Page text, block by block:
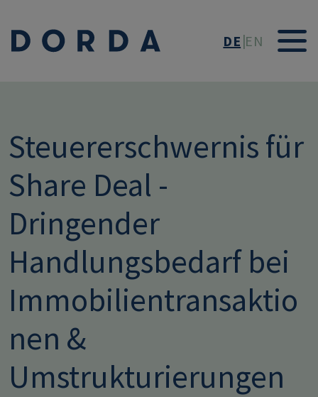
DE EN
Steuererschwernis für
Share Deal -
Dringender
Handlungsbedarf bei
Immobilientransaktio
nen &
Umstrukturierungen